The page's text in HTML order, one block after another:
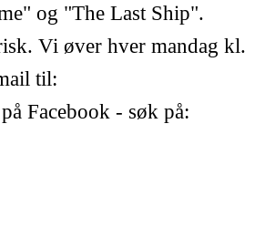
og "The Last Ship".
Vi øver hver mandag kl.
til:
Facebook - søk på: